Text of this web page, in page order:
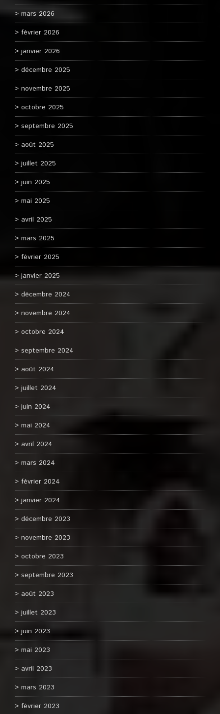
mars 2026
février 2026
janvier 2026
décembre 2025
novembre 2025
octobre 2025
septembre 2025
août 2025
juillet 2025
juin 2025
mai 2025
avril 2025
mars 2025
février 2025
janvier 2025
décembre 2024
novembre 2024
octobre 2024
septembre 2024
août 2024
juillet 2024
juin 2024
mai 2024
avril 2024
mars 2024
février 2024
janvier 2024
décembre 2023
novembre 2023
octobre 2023
septembre 2023
août 2023
juillet 2023
juin 2023
mai 2023
avril 2023
mars 2023
février 2023